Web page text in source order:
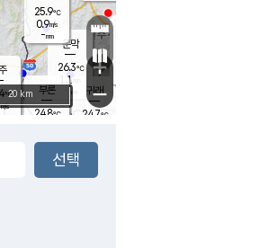
문막
26.3℃
1.1m/s
mm
부론
24.8℃
℃
m/s
25.9℃
0.9m/s
-mm
귀래
24.7℃
+
−
20 km